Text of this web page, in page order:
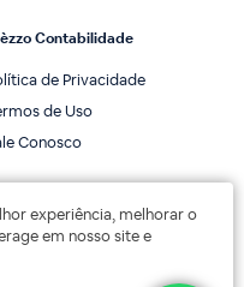
experiência, melhorar o
em nosso site e
Contabilidade
de Privacidade
de Uso
Conosco